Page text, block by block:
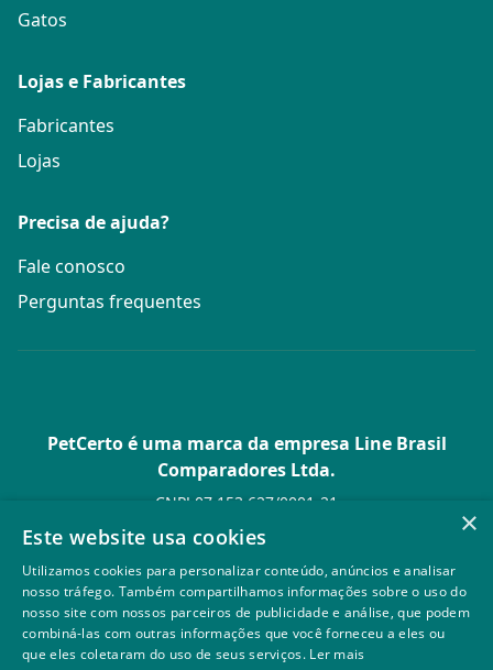
Gatos
Lojas e Fabricantes
Fabricantes
Lojas
Precisa de ajuda?
Fale conosco
Perguntas frequentes
PetCerto é uma marca da empresa Line Brasil
Comparadores Ltda.
CNPJ 07.153.627/0001-21
Av. Paulista, 1.636 Conj. 4 Pavilhão 15 - Bela Vista - São Paulo -
SP
© PetCerto - Todos os direitos reservados
×
Este website usa cookies
Utilizamos cookies para personalizar conteúdo, anúncios e analisar
nosso tráfego. Também compartilhamos informações sobre o uso do
nosso site com nossos parceiros de publicidade e análise, que podem
combiná-las com outras informações que você forneceu a eles ou
que eles coletaram do uso de seus serviços. Ler mais